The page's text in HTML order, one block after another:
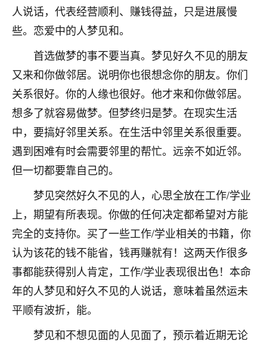
人说话，代表经营顺利、赚钱得益，只是进展慢
些。恋爱中的人梦见和。
首选做梦的事不要当真。梦见好久不见的朋友
又来和你做邻居。说明你也很想念你的朋友。你们
关系很好。你的人缘也很好。他才来和你做邻居。
想多了就容易做梦。但梦终归是梦。在现实生活
中，要搞好邻里关系。在生活中邻里关系很重要。
遇到困难有时会需要邻里的帮忙。远亲不如近邻。
但一切都要靠自己的。
梦见突然好久不见的人，心思全放在工作/学业
上，期望有所表现。你做的任何决定都希望对方能
完全的支持你。买了一些工作/学业相关的书籍，你
认为该花的钱不能省，钱再赚就有！这两天作很多
事都能获得别人肯定，工作/学业表现很出色！本命
年的人梦见和好久不见的人说话，意味着虽然运未
平顺有波折，能。
梦见和不想见面的人见面了，预示着近期无论
1天前 来自江西 12
我也想要，我也想要！
2天前 来自山西 15
Jessica李
老师做不做超度法事？我想给我奶奶做超度，她今年
刚去世了。
七零老顽童：我母亲前年离世，刚开始我经常
做梦梦见她，后来也是朋友介绍，找到慧来老
师，安排了超度法事，做梦再也没有梦到过
了，一开始是半信半疑的，图个心安，给亡母
超度，现在看来，人不信也不行。
2天前 来自云南 11
优秀的张同学
老师收徒吗？？我对这些很感兴趣
15